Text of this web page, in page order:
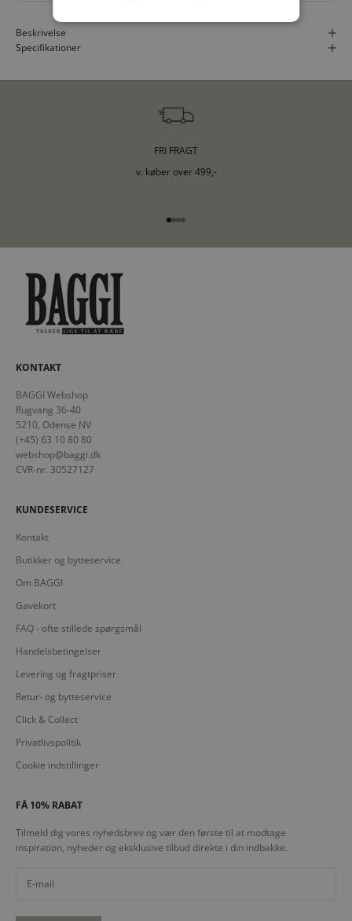
Beskrivelse
Specifikationer
FRI FRAGT
v. køber over 499,-
Gå til element 1
Gå til element 2
Gå til element 3
Gå til element 4
KONTAKT
BAGGI Webshop
Rugvang 36-40
5210, Odense NV
(+45) 63 10 80 80
webshop@baggi.dk
CVR-nr. 30527127
KUNDESERVICE
Kontakt
Butikker og bytteservice
Om BAGGI
Gavekort
FAQ - ofte stillede spørgsmål
Handelsbetingelser
Levering og fragtpriser
Retur- og bytteservice
Click & Collect
Privatlivspolitik
Cookie indstillinger
FÅ 10% RABAT
Tilmeld dig vores nyhedsbrev og vær den første til at modtage
inspiration, nyheder og eksklusive tilbud direkte i din indbakke.